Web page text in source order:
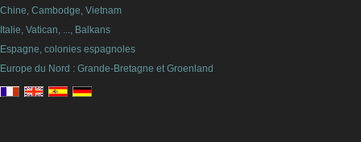
Chine, Cambodge, Vietnam
Italie, Vatican, ..., Balkans
Espagne, colonies espagnoles
Europe du Nord : Grande-Bretagne et Groenland